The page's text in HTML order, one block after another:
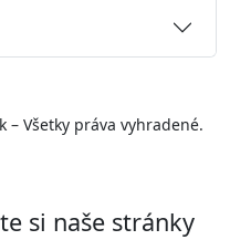
– Všetky práva vyhradené.
si naše stránky